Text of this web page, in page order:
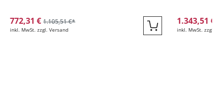
772,31 € 1.105,51 €*
inkl. MwSt. zzgl. Versand Quickbuy
1.343,51 €
inkl. MwSt. zzgl.